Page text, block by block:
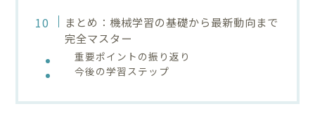
まとめ：機械学習の基礎から最新動向まで
完全マスター
重要ポイントの振り返り
今後の学習ステップ